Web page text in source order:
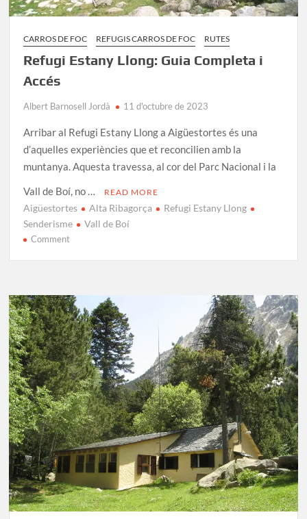
CARROS DE FOC REFUGIS CARROS DE FOC RUTES
Refugi Estany Llong: Guia Completa i
Accés
Albert Barnosell Jordà 11 d'octubre de 2023
Arribar al Refugi Estany Llong a Aigüestortes és una
d’aquelles experiències que et reconcilien amb la
muntanya. Aquesta travessa, al cor del Parc Nacional i la
Vall de Boí, no …
READ MORE
Aigüestortes Alta Ribagorça
Refugi Estany Llong
Senderisme
Vall de Boí
Commenton
Guia
Completa
i
Accés